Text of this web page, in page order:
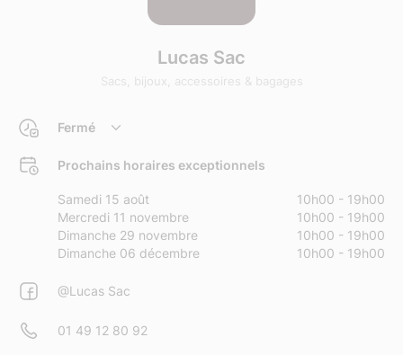
Lucas Sac
Sacs, bijoux, accessoires & bagages
Fermé
Prochains horaires exceptionnels
Samedi 15 août
10h00 - 19h00
Mercredi 11 novembre
10h00 - 19h00
Dimanche 29 novembre
10h00 - 19h00
Dimanche 06 décembre
10h00 - 19h00
@Lucas Sac
01 49 12 80 92